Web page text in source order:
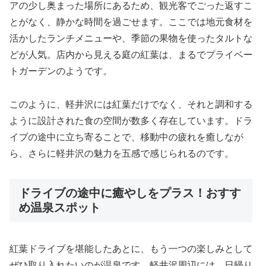
アの少し奥まった場所にあるため、観光客でごった返すこ
とがなく、静かな時間を過ごせます。ここでは地元食材を
活かしたランチメニューや、季節の果物を使ったタルトな
どが人気。店内から見える庭の紅葉は、まるでプライベー
トガーデンのようです。
このように、軽井沢には紅葉だけでなく、それと調和する
ように設計された食の空間が数多く存在しています。ドラ
イブの途中に立ち寄ることで、移動中の疲れを癒しなが
ら、さらに軽井沢の魅力を五感で感じられるのです。
ドライブの途中に癒やしをプラス！おすす
め温泉スポット
紅葉ドライブを堪能したあとに、もう一つの楽しみとして